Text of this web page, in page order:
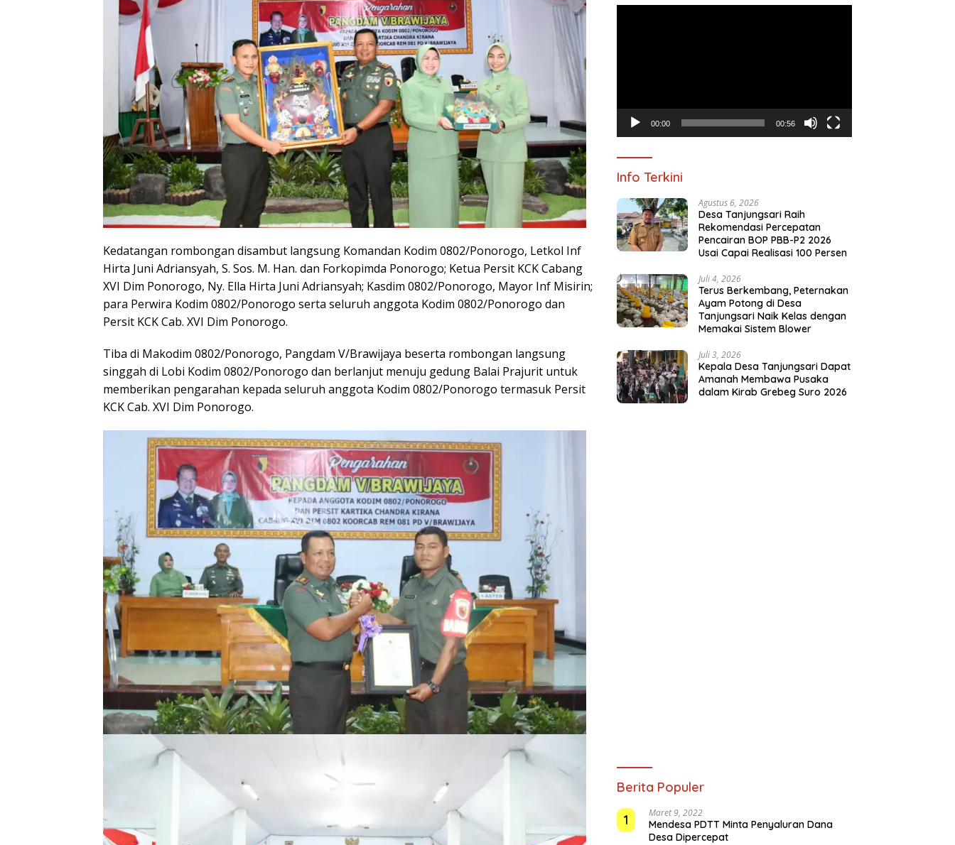
Kedatangan rombongan disambut langsung Komandan Kodim 0802/Ponorogo, Letkol Inf
Hirta Juni Adriansyah, S. Sos. M. Han. dan Forkopimda Ponorogo; Ketua Persit KCK Cabang
XVI Dim Ponorogo, Ny. Ella Hirta Juni Adriansyah; Kasdim 0802/Ponorogo, Mayor Inf Misirin;
para Perwira Kodim 0802/Ponorogo serta seluruh anggota Kodim 0802/Ponorogo dan
Persit KCK Cab. XVI Dim Ponorogo.
Tiba di Makodim 0802/Ponorogo, Pangdam V/Brawijaya beserta rombongan langsung
singgah di Lobi Kodim 0802/Ponorogo dan berlanjut menuju gedung Balai Prajurit untuk
memberikan pengarahan kepada seluruh anggota Kodim 0802/Ponorogo termasuk Persit
KCK Cab. XVI Dim Ponorogo.
00:00 00:56
Info Terkini
Agustus 6, 2026
Desa Tanjungsari Raih
Rekomendasi Percepatan
Pencairan BOP PBB-P2 2026
Usai Capai Realisasi 100 Persen
Juli 4, 2026
Terus Berkembang, Peternakan
Ayam Potong di Desa
Tanjungsari Naik Kelas dengan
Memakai Sistem Blower
Juli 3, 2026
Kepala Desa Tanjungsari Dapat
Amanah Membawa Pusaka
dalam Kirab Grebeg Suro 2026
Berita Populer
1
Maret 9, 2022
Mendesa PDTT Minta Penyaluran Dana
Desa Dipercepat